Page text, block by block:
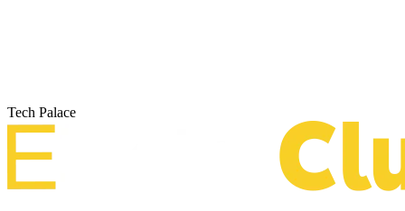
Tech Palace